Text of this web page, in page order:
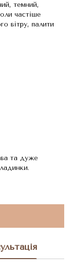
темний,
частіше
вітру, палити
та дуже